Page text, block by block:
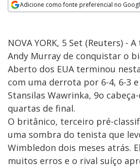
Adicione como fonte preferencial no
NOVA YORK, 5 Set (Reuters) -
Andy Murray de conquistar o
Aberto dos EUA terminou
com uma derrota por 6-4, 6-3
Stansilas Wawrinka, 9o
quartas de final.
O britânico, terceiro pré-
uma sombra do tenista que
Wimbledon dois meses atrás.
muitos erros e o rival suíço